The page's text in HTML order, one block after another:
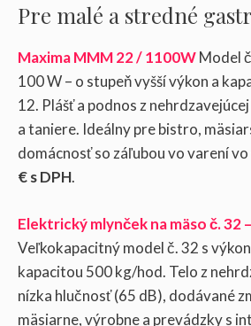
Pre malé a stredné
Maxima MMM 22 / 1100WModel
100 W – o stupeň vyšší výkon a
12. Plášť a podnos z
a taniere. Ideálny pre bistro,
domácnosť so záľubou vo varení vo
€ s DPH.
Elektrický mlynček na mäso č. 32
Veľkokapacitný model č. 32 s
kapacitou 500 kg/hod. Telo z
nízka hlučnosť (65 dB), dodávané
mäsiarne, výrobne a prevádzky s